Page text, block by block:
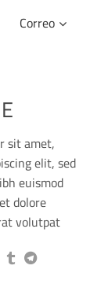
Correo
sit amet,
elit, sed
euismod
dolore
volutpat